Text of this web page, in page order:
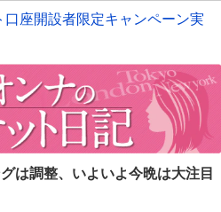
座開設者限定キャンペーン実
は調整、 いよいよ今晩は大注目